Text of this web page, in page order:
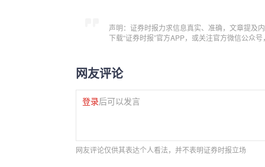
声明：证券时报力求信息真实、准确，文章提及
下载“证券时报”官方APP，或关注官方微信公众
网友评论
登录后可以发言
网友评论仅供其表达个人看法，并不表明证券时报立场